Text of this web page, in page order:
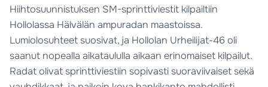
Hiihtosuunnistuksen SM-sprinttiviestit kilpailtiin
Hollolassa Hälvälän ampuradan maastoissa.
Lumiolosuhteet suosivat, ja Hollolan Urheilijat-46 oli
saanut nopealla aikataululla aikaan erinomaiset kilpailut.
Radat olivat sprinttiviestiin sopivasti suoraviivaiset sekä